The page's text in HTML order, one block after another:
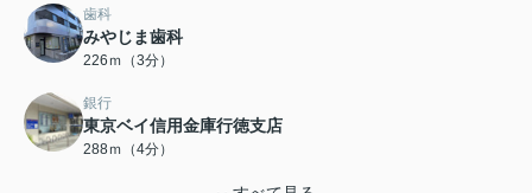
歯科
みやじま歯科
226ｍ（3分）
銀行
東京ベイ信用金庫行徳支店
288ｍ（4分）